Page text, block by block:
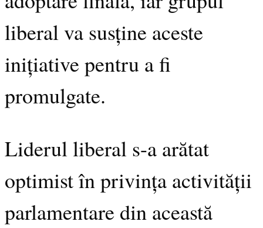
liberal va susține aceste
inițiative pentru a fi
promulgate.
Liderul liberal s-a arătat
optimist în privința activității
parlamentare din această